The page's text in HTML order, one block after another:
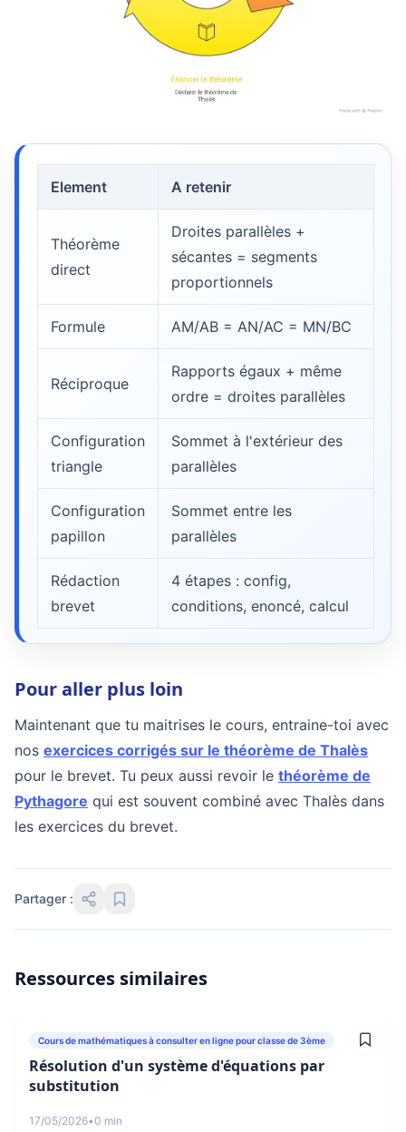
Element A retenir
Théorème
direct
Droites parallèles +
sécantes = segments
proportionnels
Formule AM/AB = AN/AC = MN/BC
Réciproque
Rapports égaux + même
ordre = droites parallèles
Configuration
triangle
Sommet à l'extérieur des
parallèles
Configuration
papillon
Sommet entre les
parallèles
Rédaction
brevet
4 étapes : config,
conditions, enoncé, calcul
Pour aller plus loin
Maintenant que tu maitrises le cours, entraine-toi avec
nos exercices corrigés sur le théorème de Thalès
pour le brevet. Tu peux aussi revoir le théorème de
Pythagore qui est souvent combiné avec Thalès dans
les exercices du brevet.
Partager :
Ressources similaires
Cours de mathématiques à consulter en ligne pour classe de 3ème
Résolution d'un système d'équations par
substitution
17/05/2026•0 min